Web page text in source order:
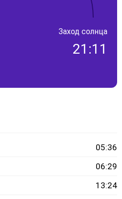
Заход солнца
21:11
05:36
06:29
13:24